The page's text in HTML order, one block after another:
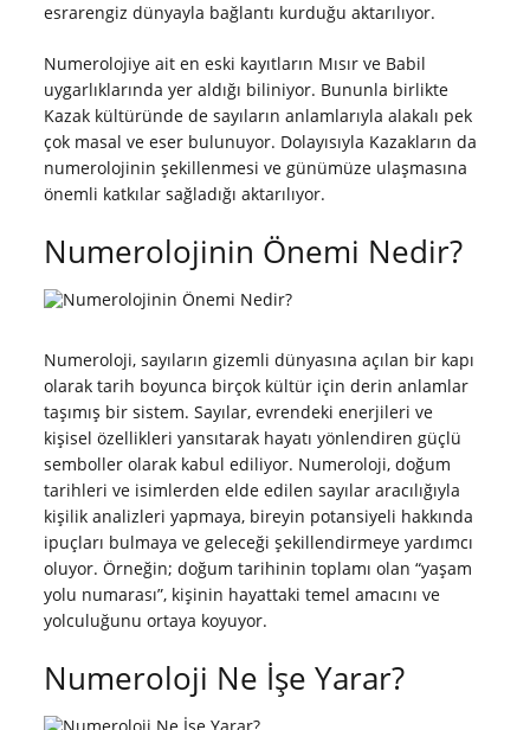
esrarengiz dünyayla bağlantı kurduğu aktarılıyor.
Numerolojiye ait en eski kayıtların Mısır ve Babil
uygarlıklarında yer aldığı biliniyor. Bununla birlikte
Kazak kültüründe de sayıların anlamlarıyla alakalı pek
çok masal ve eser bulunuyor. Dolayısıyla Kazakların da
numerolojinin şekillenmesi ve günümüze ulaşmasına
önemli katkılar sağladığı aktarılıyor.
Numerolojinin Önemi Nedir?
Numeroloji, sayıların gizemli dünyasına açılan bir kapı
olarak tarih boyunca birçok kültür için derin anlamlar
taşımış bir sistem. Sayılar, evrendeki enerjileri ve
kişisel özellikleri yansıtarak hayatı yönlendiren güçlü
semboller olarak kabul ediliyor. Numeroloji, doğum
tarihleri ve isimlerden elde edilen sayılar aracılığıyla
kişilik analizleri yapmaya, bireyin potansiyeli hakkında
ipuçları bulmaya ve geleceği şekillendirmeye yardımcı
oluyor. Örneğin; doğum tarihinin toplamı olan “yaşam
yolu numarası”, kişinin hayattaki temel amacını ve
yolculuğunu ortaya koyuyor.
Numeroloji Ne İşe Yarar?